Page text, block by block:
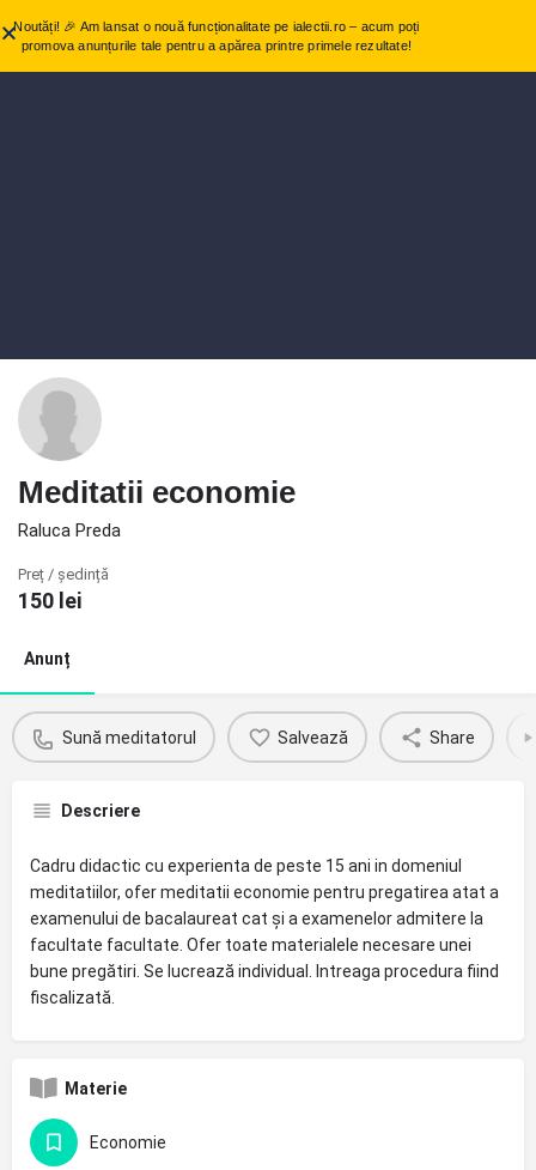
Meditatii economie
Raluca Preda
Preț / ședință
150 lei
Anunț
Sună meditatorul Salvează Share
Descriere
Cadru didactic cu experienta de peste 15 ani in domeniul
meditatiilor, ofer meditatii economie pentru pregatirea atat a
examenului de bacalaureat cat și a examenelor admitere la
facultate facultate. Ofer toate materialele necesare unei
bune pregătiri. Se lucrează individual. Intreaga procedura fiind
fiscalizată.
Materie
Economie
Noutăți! 🎉 Am lansat o nouă funcționalitate pe ialectii.ro – acum poți
promova anunțurile tale pentru a apărea printre primele rezultate!